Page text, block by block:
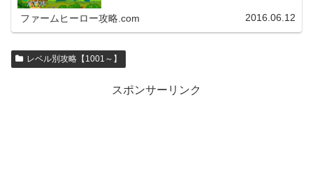
ファームヒーロー攻略.com 2016.06.12
レベル別攻略【1001～】
スポンサーリンク